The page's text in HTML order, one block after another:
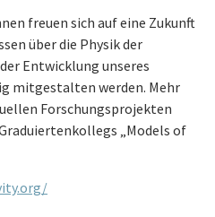
freuen sich auf eine Zukunft
über die Physik der
Entwicklung unseres
mitgestalten werden. Mehr
Forschungsprojekten
„Models of